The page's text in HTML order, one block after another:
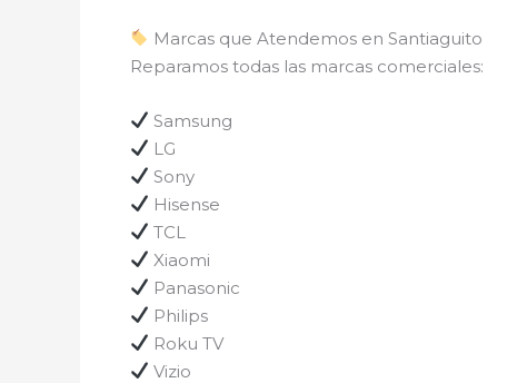
Marcas que Atendemos en Santiaguito
Reparamos todas las marcas comerciales:
Samsung
LG
Sony
Hisense
TCL
Xiaomi
Panasonic
Philips
Roku TV
Vizio